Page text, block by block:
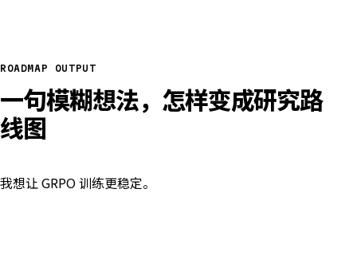
ROADMAP OUTPUT
一句模糊想法，怎样变成研究路
线图
我想让 GRPO 训练更稳定。